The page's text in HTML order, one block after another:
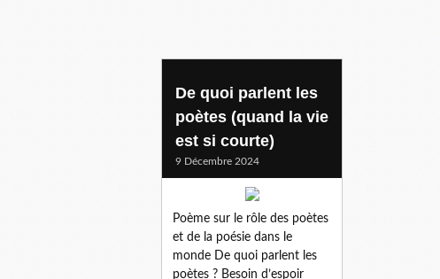
De quoi parlent les
poètes (quand la vie
est si courte)
9 Décembre 2024
Poème sur le rôle des poètes
et de la poésie dans le
monde De quoi parlent les
poètes ? Besoin d’espoir